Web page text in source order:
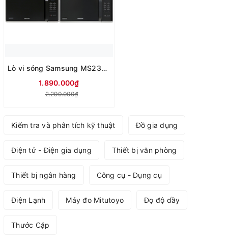
Lò vi sóng Samsung MS23K3513AS/SV-N 23 lít
1.890.000₫
2.290.000₫
Kiểm tra và phân tích kỹ thuật Đồ gia dụng
Điện tử - Điện gia dụng Thiết bị văn phòng
Thiết bị ngân hàng Công cụ - Dụng cụ
Điện Lạnh Máy đo Mitutoyo Đọ độ dầy
Thước Cặp